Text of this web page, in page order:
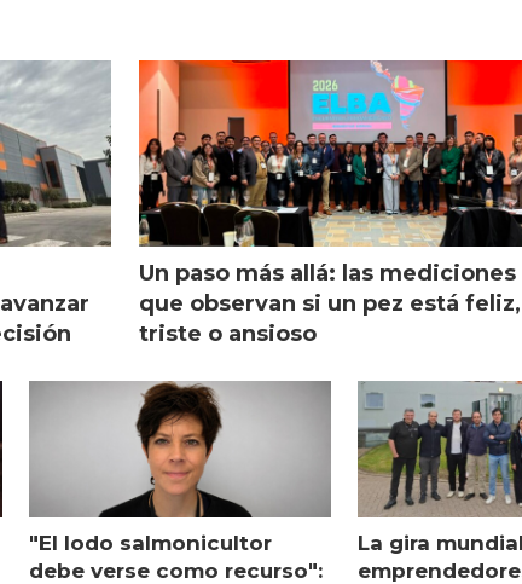
Un paso más allá: las mediciones
que observan si un pez está feliz,
triste o ansioso
"El lodo salmonicultor
debe verse como recurso":
La gira